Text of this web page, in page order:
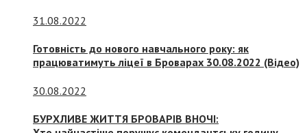
31.08.2022
Готовність до нового навчального року: як
працюватимуть ліцеї в Броварах 30.08.2022 (Відео)
30.08.2022
БУРХЛИВЕ ЖИТТЯ БРОВАРІВ ВНОЧІ: